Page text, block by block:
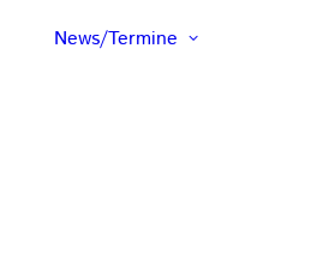
News/Termine